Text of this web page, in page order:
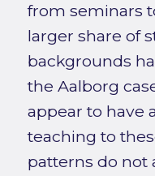
from seminars
larger share of
backgrounds
the Aalborg
appear to have
teaching to
patterns do not